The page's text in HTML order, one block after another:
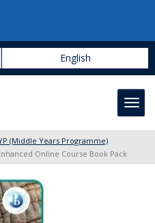
English
(Middle Years Programme)
Online Course Book Pack